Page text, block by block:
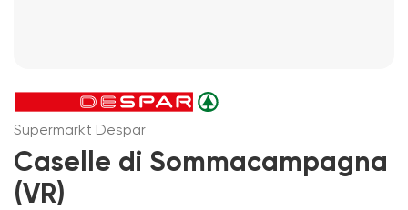
Supermarkt Despar
Caselle di Sommacampagna
(VR)